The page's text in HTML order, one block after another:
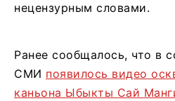
нецензурным словами.
Ранее сообщалось, что в
СМИ появилось видео
каньона Ыбыкты Сай